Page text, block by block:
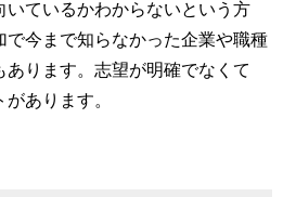
いているかわからないという方
で今まで知らなかった企業や職種
あります。志望が明確でなくて
あります。